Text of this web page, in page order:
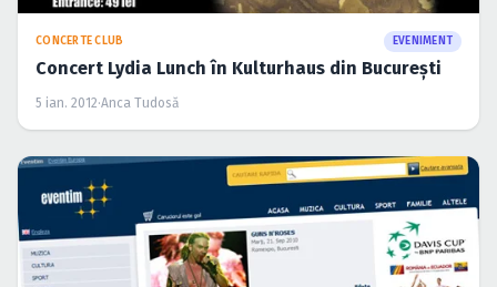
CONCERTE CLUB EVENIMENT
Concert Lydia Lunch în Kulturhaus din Bucureşti
5 ian. 2012·Anca Tudosă